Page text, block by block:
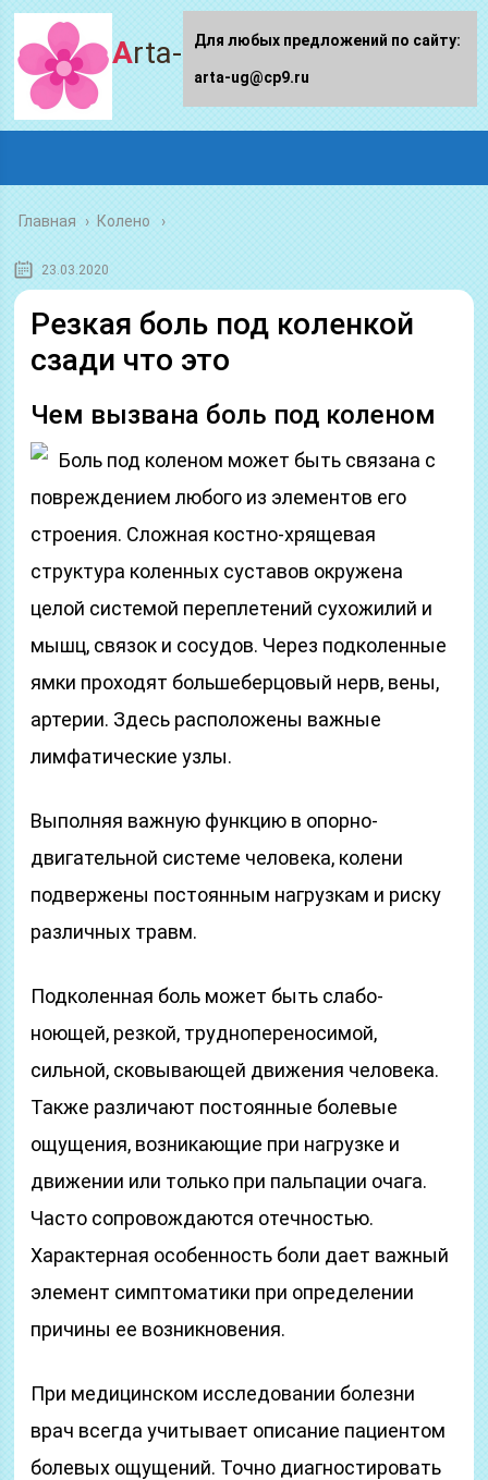
Arta-ug.ru
Главная › Колено
23.03.2020
Резкая боль под коленкой
сзади что это
Чем вызвана боль под коленом
Боль под коленом может быть связана с
повреждением любого из элементов его
строения. Сложная костно-хрящевая
структура коленных суставов окружена
целой системой переплетений сухожилий и
мышц, связок и сосудов. Через подколенные
ямки проходят большеберцовый нерв, вены,
артерии. Здесь расположены важные
лимфатические узлы.
Выполняя важную функцию в опорно-
двигательной системе человека, колени
подвержены постоянным нагрузкам и риску
различных травм.
Подколенная боль может быть слабо-
ноющей, резкой, труднопереносимой,
сильной, сковывающей движения человека.
Также различают постоянные болевые
ощущения, возникающие при нагрузке и
движении или только при пальпации очага.
Часто сопровождаются отечностью.
Характерная особенность боли дает важный
элемент симптоматики при определении
причины ее возникновения.
При медицинском исследовании болезни
врач всегда учитывает описание пациентом
болевых ощущений. Точно диагностировать
Для любых предложений по сайту:
arta-ug@cp9.ru